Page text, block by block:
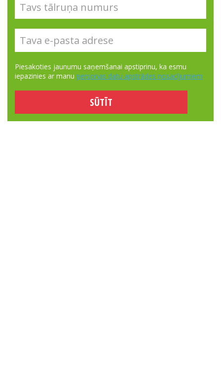
Piesakoties jaunumu saņemšanai apstiprinu, ka esmu
iepazinies ar manu personas datu apstrādes nosacījumiem